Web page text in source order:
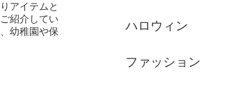
アイテムと
紹介してい
幼稚園や保
ハロウィン
ファッション